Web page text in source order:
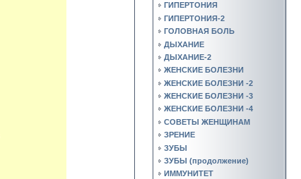
ГИПЕРТОНИЯ
ГИПЕРТОНИЯ-2
ГОЛОВНАЯ БОЛЬ
ДЫХАНИЕ
ДЫХАНИЕ-2
ЖЕНСКИЕ БОЛЕЗНИ
ЖЕНСКИЕ БОЛЕЗНИ -2
ЖЕНСКИЕ БОЛЕЗНИ -3
ЖЕНСКИЕ БОЛЕЗНИ -4
СОВЕТЫ ЖЕНЩИНАМ
ЗРЕНИЕ
ЗУБЫ
ЗУБЫ (продолжение)
ИММУНИТЕТ